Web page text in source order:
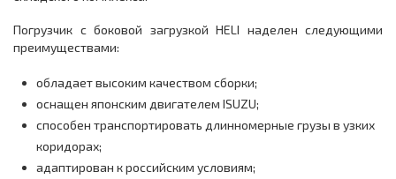
Погрузчик с боковой загрузкой HELI наделен следующими
преимуществами:
обладает высоким качеством сборки;
оснащен японским двигателем ISUZU;
способен транспортировать длинномерные грузы в узких
коридорах;
адаптирован к российским условиям;